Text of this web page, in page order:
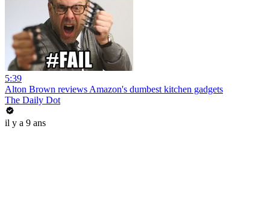
5:39
Alton Brown reviews Amazon's dumbest kitchen gadgets
The Daily Dot
il y a 9 ans